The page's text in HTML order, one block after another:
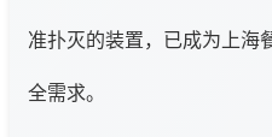
准扑灭的装置，已成为上海
全需求。